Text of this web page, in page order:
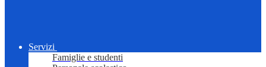
Servizi
Famiglie e studenti